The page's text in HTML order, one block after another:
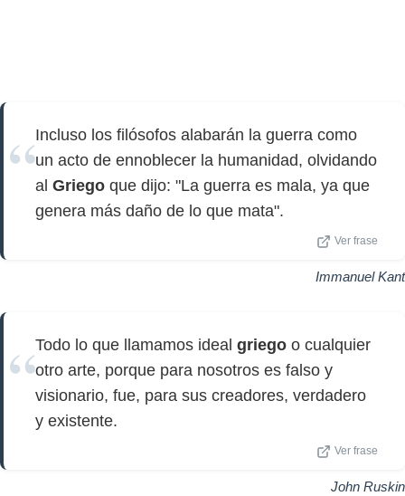
Incluso los filósofos alabarán la guerra como
un acto de ennoblecer la humanidad, olvidando
al Griego que dijo: "La guerra es mala, ya que
genera más daño de lo que mata".
Ver frase
Immanuel Kant
Todo lo que llamamos ideal griego o cualquier
otro arte, porque para nosotros es falso y
visionario, fue, para sus creadores, verdadero
y existente.
Ver frase
John Ruskin